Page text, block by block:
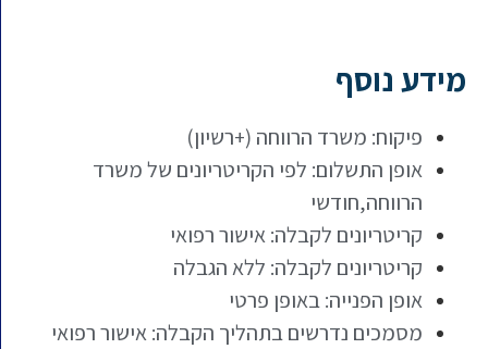
מידע נוסף
פיקוח: משרד הרווחה (+רשיון)
אופן התשלום: לפי הקריטריונים של משרד
הרווחה,חודשי
קריטריונים לקבלה: אישור רפואי
קריטריונים לקבלה: ללא הגבלה
אופן הפנייה: באופן פרטי
מסמכים נדרשים בתהליך הקבלה: אישור רפואי